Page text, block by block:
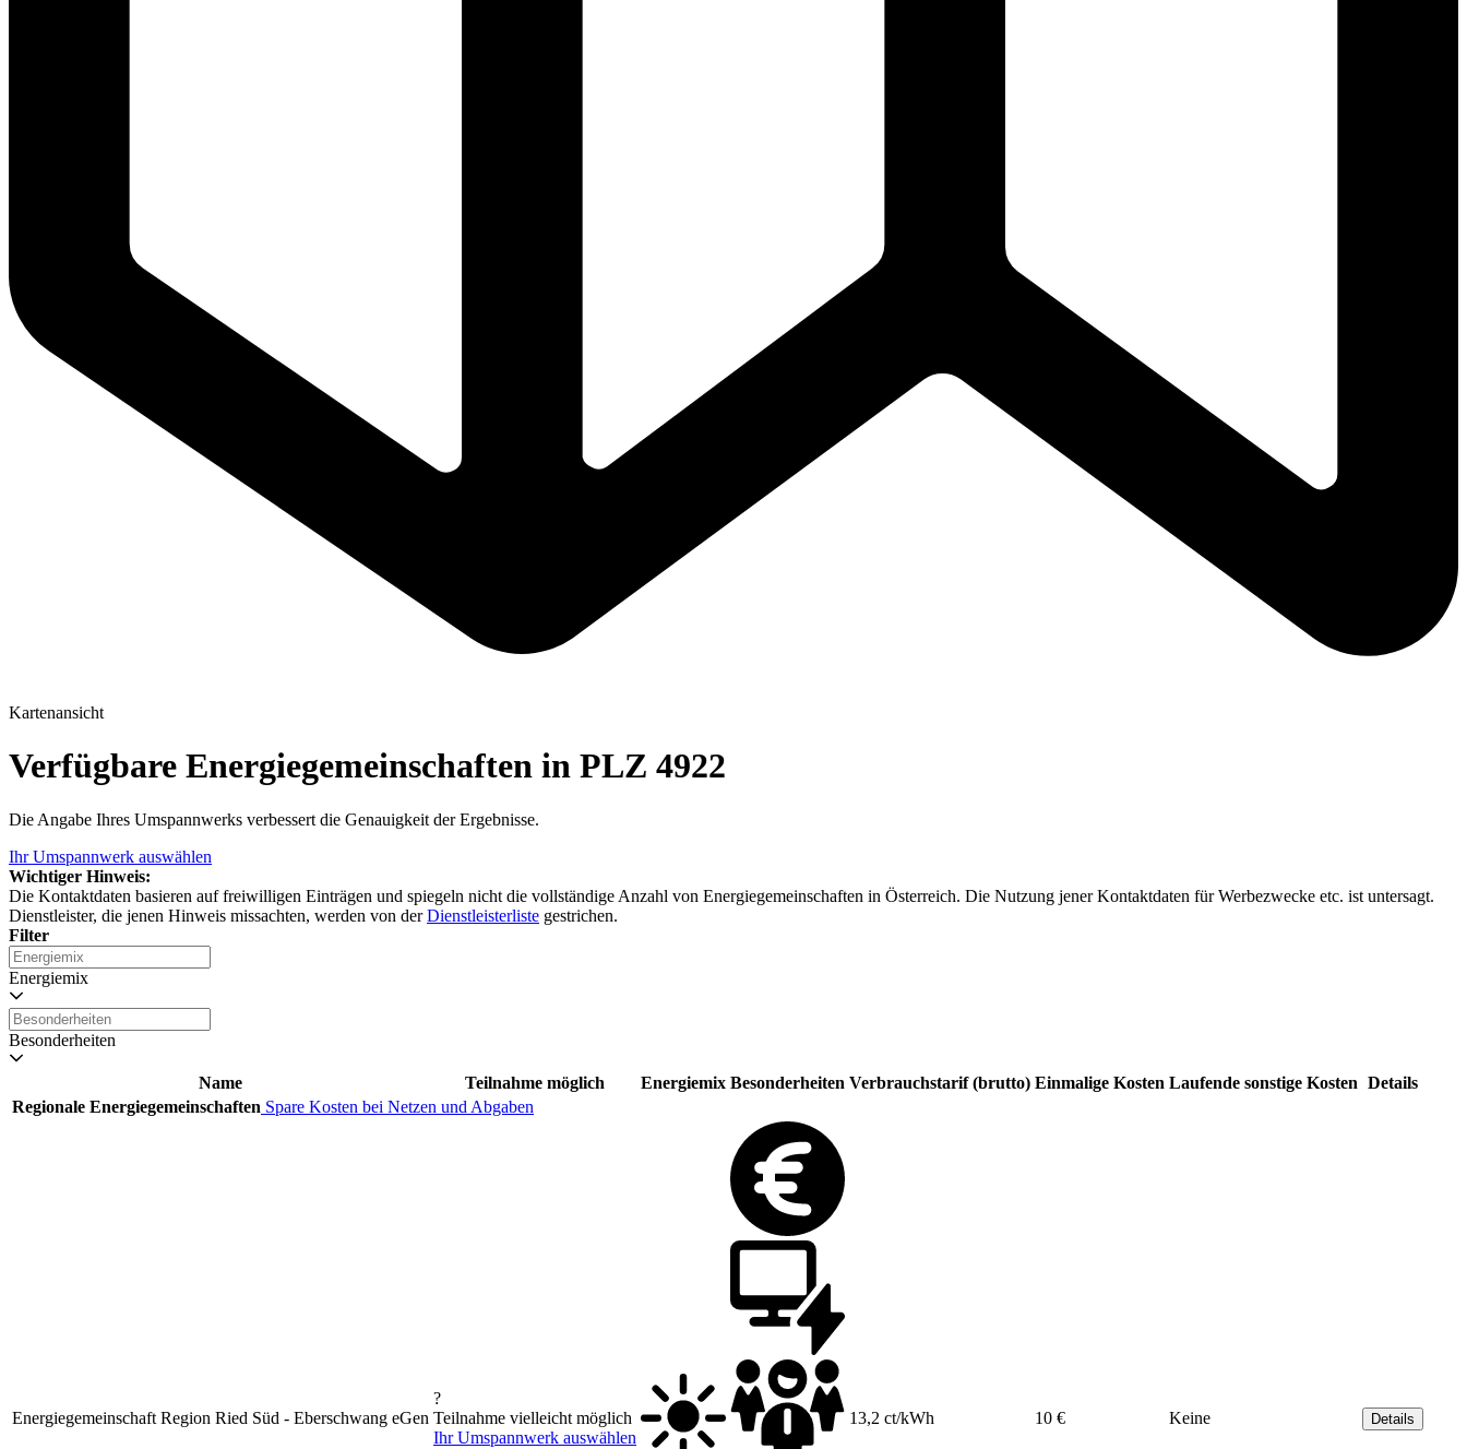
Kartenansicht
Verfügbare Energiegemeinschaften in PLZ 4922
Die Angabe Ihres Umspannwerks verbessert die Genauigkeit der Ergebnisse.
Ihr Umspannwerk auswählen
Wichtiger Hinweis:
Die Kontaktdaten basieren auf freiwilligen Einträgen und spiegeln nicht die vollständige Anzahl von Energiegemeinschaften in Österreich. Die Nutzung jener Kontaktdaten für Werbezwecke etc. ist untersagt.
Dienstleister, die jenen Hinweis missachten, werden von derDienstleisterliste gestrichen.
Filter
Energiemix
Besonderheiten
Name Teilnahme möglich Energiemix Besonderheiten Verbrauchstarif (brutto) Einmalige Kosten Laufende sonstige Kosten Details
Regionale Energiegemeinschaften Spare Kosten bei Netzen und Abgaben
Energiegemeinschaft Region Ried Süd - Eberschwang eGen
?
Teilnahme vielleicht möglich
Ihr Umspannwerk auswählen
13,2 ct/kWh 10 € Keine Details